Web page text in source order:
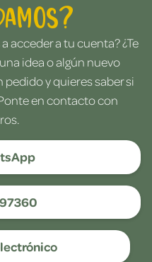
acceder a tu cuenta? ¿Te
idea o algún nuevo
y quieres saber si
en contacto con